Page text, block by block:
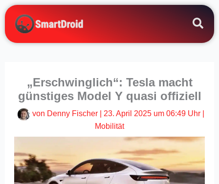
Zum
Inhalt
springen
„Erschwinglich“: Tesla macht
günstiges Model Y quasi offiziell
von Denny Fischer 23. April 2025 um 06:49 Uhr|
Mobilität